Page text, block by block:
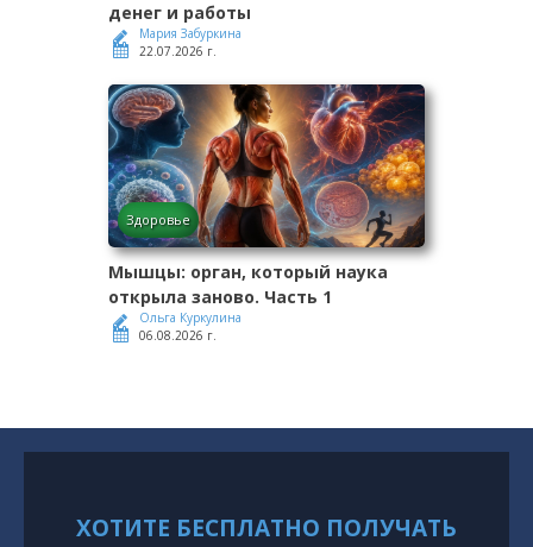
денег и работы
Мария Забуркина
22.07.2026 г.
Здоровье
Мышцы: орган, который наука
открыла заново. Часть 1
Ольга Куркулина
06.08.2026 г.
ХОТИТЕ БЕСПЛАТНО ПОЛУЧАТЬ